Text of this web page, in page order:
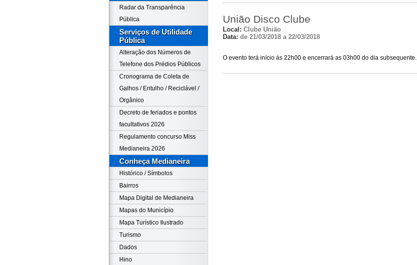
Radar da Transparência
Pública
Serviços de Utilidade
Pública
Alteração dos Números de
Telefone dos Prédios Públicos
Cronograma de Coleta de
Galhos / Entulho / Reciclável /
Orgânico
Decreto de feriados e pontos
facultativos 2026
Regulamento concurso Miss
Medianeira 2026
Conheça Medianeira
Histórico / Símbolos
Bairros
Mapa Digital de Medianeira
Mapas do Município
Mapa Turístico Ilustrado
Turismo
Dados
Hino
União Disco Clube
Local: Clube União
Data: de 21/03/2018 a 22/03/2018
O evento terá início ás 22h00 e encerrará as 03h00 do dia subsequente.